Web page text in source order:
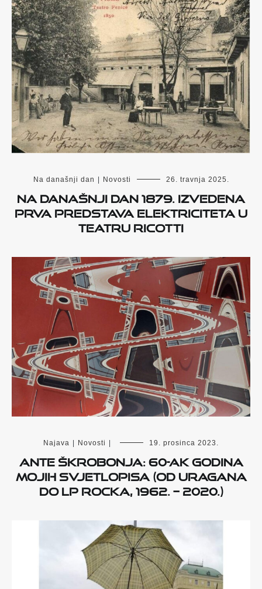
Na današnji dan | Novosti 26. travnja 2025.
Na današnji dan 1879. izvedena
prva predstava elektriciteta u
Teatru Ricotti
Najava | Novosti | 19. prosinca 2023.
Ante Škrobonja: 60-ak godina
mojih svjetlopisa (Od Uragana
do LP Rocka, 1962. – 2020.)